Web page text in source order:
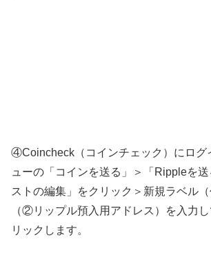
④Coincheck（コインチェック）にログ
ューの「コインを送る」＞「Rippleを
ストの編集」をクリック＞新規ラベル
（②リップル預入用アドレス）を入力
リックします。